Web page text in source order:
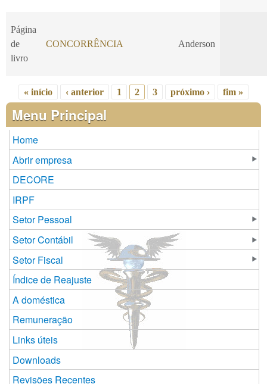
Página
de
livro
CONCORRÊNCIA Anderson
Páginas
« início ‹ anterior 1 2 3 próximo › fim »
Menu Principal
Home
Abrir empresa
DECORE
IRPF
Setor Pessoal
Setor Contábil
Setor Fiscal
Índice de Reajuste
A doméstica
Remuneração
Links úteis
Downloads
Revisões Recentes